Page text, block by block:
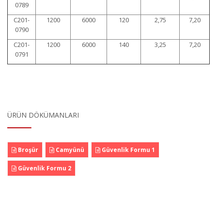
0789
C201-
0790
1200 6000 120 2,75 7,20
C201-
0791
1200 6000 140 3,25 7,20
ÜRÜN DÖKÜMANLARI
Broşür Camyünü Güvenlik Formu 1
Güvenlik Formu 2